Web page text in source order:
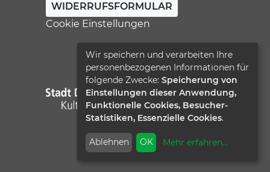
WIDERRUFSFORMULAR
Cookie Einstellungen
Wir speichern und verarbeiten Ihre
personenbezogenen Informationen für
folgende Zwecke: Speicherung von
Einstellungen dieser Anwendung,
Funktionelle Cookies, Besucher-
Statistiken, Essenzielle Cookies.
Ablehnen OK Mehr erfahren...